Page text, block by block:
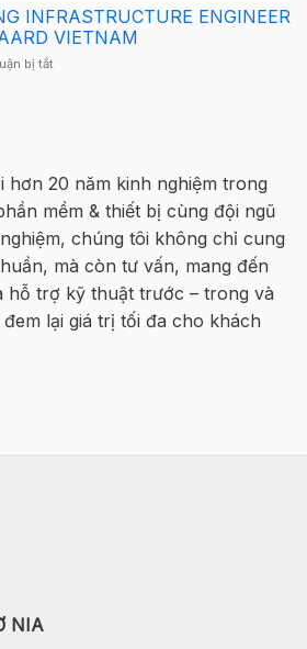
Nam
2026
Hà
2026
quay
lại
báo
tuyển
sinh
–
Bê
Cốt
thép
2026
–
Hà
Nội
INFRASTRUCTURE ENGINEER
VIETNAM
bị tắtở
MT
HØJGAARD
VIETNAM
hơn 20 năm kinh nghiệm trong
mềm & thiết bị cùng đội ngũ
chúng tôi không chỉ cung
mà còn tư vấn, mang đến
hỗ trợ kỹ thuật trước – trong và
lại giá trị tối đa cho khách
NIA